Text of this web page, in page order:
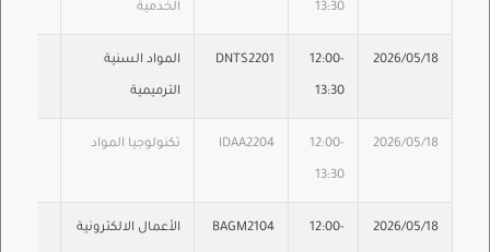
13:30 الخدمية
2026/05/18
12:00-
13:30
DNTS2201 المواد السنية
الترميمية
2026/05/18
12:00-
13:30
IDAA2204 تكنولوجيا المواد
2026/05/18
12:00-
BAGM2104 الأعمال الالكترونية